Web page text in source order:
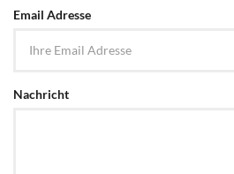
Email Adresse
Nachricht